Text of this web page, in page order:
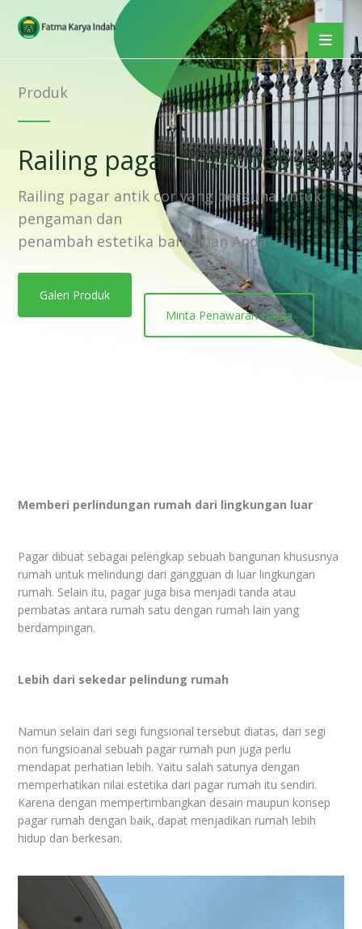
Produk
Railing pagar antik besi cor
Railing pagar antik cor yang berguna untuk
pengaman dan
penambah estetika bangunan Anda
Galeri Produk
Minta Penawaran Harga
Memberi perlindungan rumah dari lingkungan luar
Pagar dibuat sebagai pelengkap sebuah bangunan khususnya
rumah untuk melindungi dari gangguan di luar lingkungan
rumah. Selain itu, pagar juga bisa menjadi tanda atau
pembatas antara rumah satu dengan rumah lain yang
berdampingan.
Lebih dari sekedar pelindung rumah
Namun selain dari segi fungsional tersebut diatas, dari segi
non fungsioanal sebuah pagar rumah pun juga perlu
mendapat perhatian lebih. Yaitu salah satunya dengan
memperhatikan nilai estetika dari pagar rumah itu sendiri.
Karena dengan mempertimbangkan desain maupun konsep
pagar rumah dengan baik, dapat menjadikan rumah lebih
hidup dan berkesan.